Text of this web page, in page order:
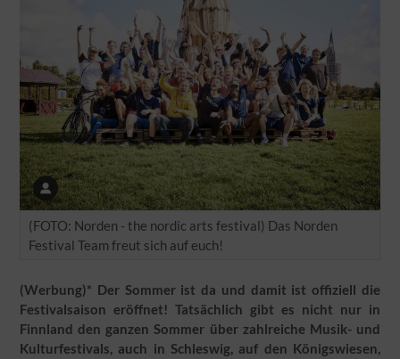
(FOTO: Norden - the nordic arts festival) Das Norden
Festival Team freut sich auf euch!
(Werbung)* Der Sommer ist da und damit ist offiziell die
Festivalsaison eröffnet! Tatsächlich gibt es nicht nur in
Finnland den ganzen Sommer über zahlreiche Musik- und
Kulturfestivals, auch in Schleswig, auf den Königswiesen,